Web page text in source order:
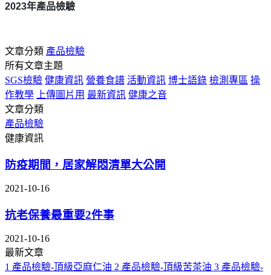
2023年產品檢驗
文章分類 產品檢驗
所有文章主題
SGS檢驗 健康資訊 營養食譜 活動資訊 博士語錄 檢測專區 操
作教學
上傳圖片用 最新資訊 健康之音
文章分類
產品檢驗
健康資訊
防疫期間，居家解悶清單大公開
2021-10-16
抗老保養最重要2件事
2021-10-16
最新文章
1 產品檢驗-頂級亞麻仁油 2 產品檢驗-頂級苦茶油 3 產品檢驗-